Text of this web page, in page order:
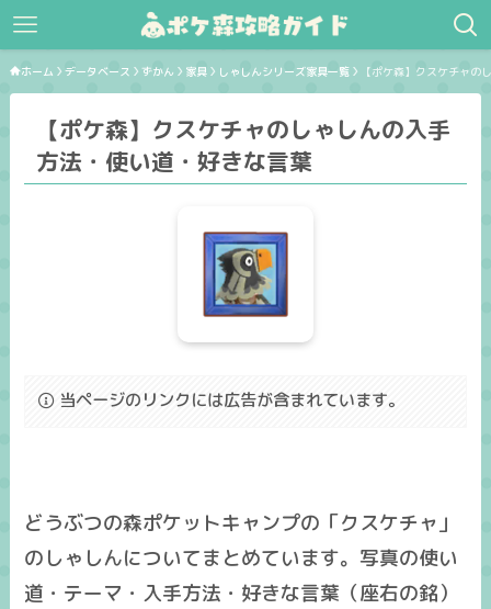
ホーム データベース ずかん 家具 しゃしんシリーズ家具一覧 【ポケ森】クスケチャの
【ポケ森】クスケチャのしゃしんの入手
方法・使い道・好きな言葉
当ページのリンクには広告が含まれています。
どうぶつの森ポケットキャンプの「クスケチャ」
のしゃしんについてまとめています。写真の使い
道・テーマ・入手方法・好きな言葉（座右の銘）